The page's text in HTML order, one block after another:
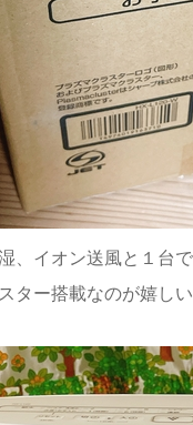
、イオン送風と１台
ター搭載なのが嬉しい